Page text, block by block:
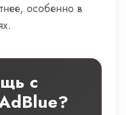
особенно в
с